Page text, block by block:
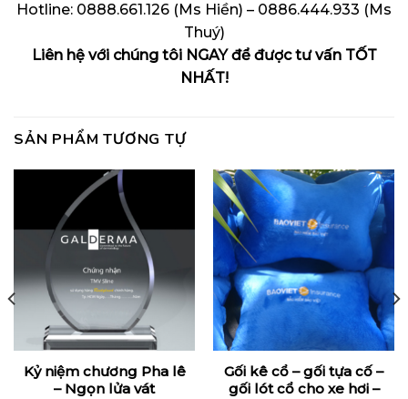
Hotline: 0888.661.126 (Ms Hiền) – 0886.444.933 (Ms
Thuý)
Liên hệ với chúng tôi NGAY để được tư vấn TỐT
NHẤT!
SẢN PHẨM TƯƠNG TỰ
Kỷ niệm chương Pha lê
– Ngọn lửa vát
Gối kê cổ – gối tựa cố –
gối lót cổ cho xe hơi –